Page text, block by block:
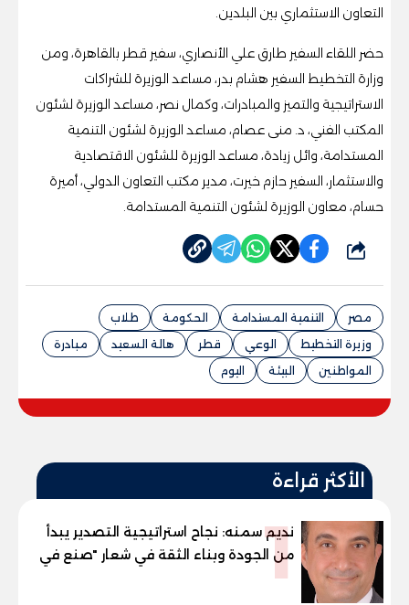
التعاون الاستثماري بين البلدين.
حضر اللقاء السفير طارق علي الأنصاري، سفير قطر بالقاهرة، ومن
وزارة التخطيط السفير هشام بدر، مساعد الوزيرة للشراكات
الاستراتيجية والتميز والمبادرات، وكمال نصر، مساعد الوزيرة لشئون
المكتب الفني، د. منى عصام، مساعد الوزيرة لشئون التنمية
المستدامة، وائل زيادة، مساعد الوزيرة للشئون الاقتصادية
والاستثمار، السفير حازم خيرت، مدير مكتب التعاون الدولي، أميرة
حسام، معاون الوزيرة لشئون التنمية المستدامة.
شارك
مصر التنمية المستدامة الحكومة
طلاب
وزيرة التخطيط
الوعي قطر هالة السعيد
مبادرة
المواطنين
البيئة اليوم
الأكثر قراءة
1
نديم سمنه: نجاح استراتيجية التصدير يبدأ
من الجودة وبناء الثقة في شعار "صنع في
مصر"